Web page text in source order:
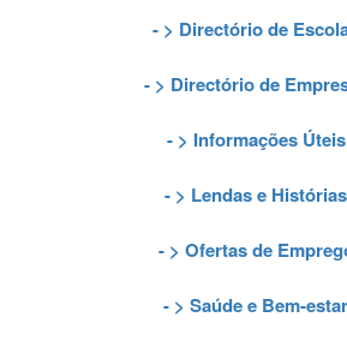
- > Directório de
- > Directório de
- > Informações Úteis
- > Lendas e Histórias
- > Ofertas de
- > Saúde e Bem-estar